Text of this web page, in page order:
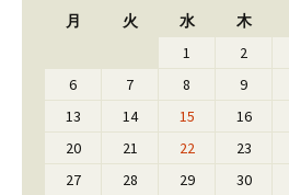
月
火 水 木
1 2
6
7 8 9
13
14 15 16
20
21 22 23
27
28 29 30